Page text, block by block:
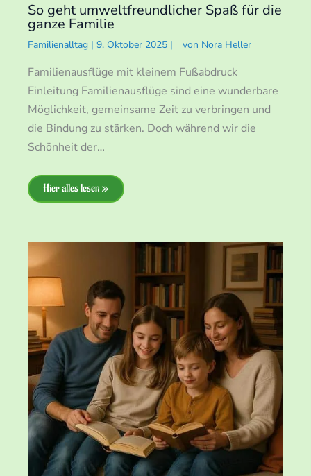
So geht umweltfreundlicher Spaß für die
ganze Familie
Familienalltag | 9. Oktober 2025 | von Nora Heller
Familienausflüge mit kleinem Fußabdruck
Einleitung Familienausflüge sind eine wunderbare
Möglichkeit, gemeinsame Zeit zu verbringen und
die Bindung zu stärken. Doch während wir die
Schönheit der…
Hier alles lesen »